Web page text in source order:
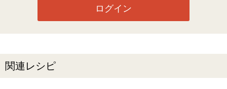
ログイン
関連レシピ